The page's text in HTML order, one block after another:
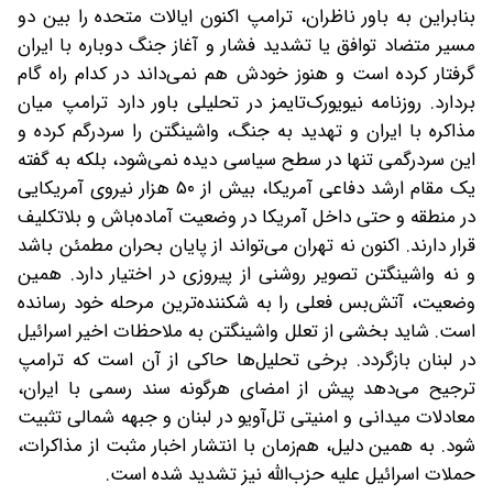
بنابراین به باور ناظران، ترامپ اکنون ایالات متحده را بین دو
‌مسیر متضاد توافق یا تشدید فشار و آغاز جنگ دوباره با ایران
گرفتار کرده است و هنوز خودش هم نمی‌داند در کدام راه گام
بردارد. روزنامه نیویورک‌تایمز در تحلیلی باور دارد‌ ترامپ میان
مذاکره با ایران و تهدید به جنگ، واشینگتن را سردرگم کرده و
این سردرگمی تنها در سطح سیاسی دیده نمی‌شود، بلکه به گفته
یک مقام ارشد دفاعی آمریکا، بیش از ۵۰ هزار نیروی آمریکایی
در منطقه و حتی داخل آمریکا در وضعیت آماده‌باش و بلاتکلیف
قرار دارند. اکنون نه تهران می‌تواند از پایان بحران مطمئن باشد
و نه واشینگتن تصویر روشنی از پیروزی در اختیار دارد. همین
وضعیت، آتش‌بس فعلی را به شکننده‌ترین مرحله خود رسانده
است. شاید بخشی از تعلل واشینگتن به ملاحظات اخیر اسرائیل
در لبنان بازگردد. برخی تحلیل‌ها حاکی از آن است که ترامپ
ترجیح می‌دهد پیش از امضای هرگونه سند رسمی با ایران،
معادلات میدانی و امنیتی تل‌آویو در لبنان و جبهه شمالی تثبیت
شود. به همین دلیل، هم‌زمان با انتشار اخبار مثبت از مذاکرات،
حملات اسرائیل علیه حزب‌الله نیز تشدید شده است.